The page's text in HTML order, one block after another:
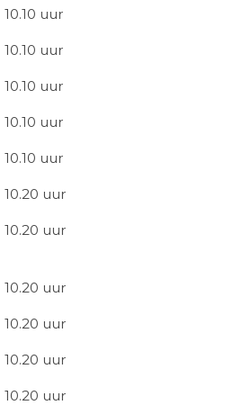
10.10 uur
10.10 uur
10.10 uur
10.10 uur
10.10 uur
10.20 uur
10.20 uur
10.20 uur
10.20 uur
10.20 uur
10.20 uur